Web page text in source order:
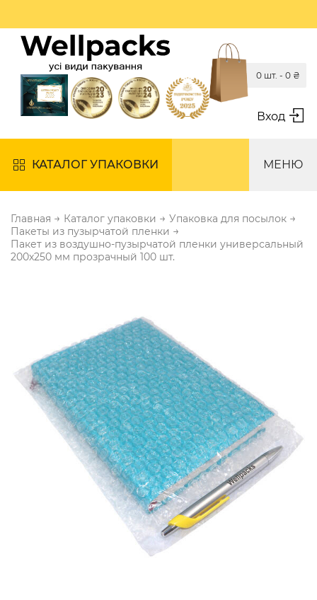
Вход
0 шт. - 0 ₴
КАТАЛОГ УПАКОВКИ МЕНЮ
Главная → Каталог упаковки → Упаковка для посылок →
Пакеты из пузырчатой пленки →
Пакет из воздушно-пузырчатой пленки универсальный
200х250 мм прозрачный 100 шт.